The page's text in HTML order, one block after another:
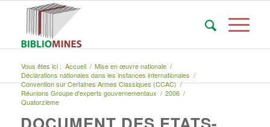
Vous êtes ici : Accueil / Mise en œuvre nationale /
Déclarations nationales dans les instances internationales /
Convention sur Certaines Armes Classiques (CCAC) /
Réunions Groupe d'experts gouvernementaux / 2006 /
Quatorzième